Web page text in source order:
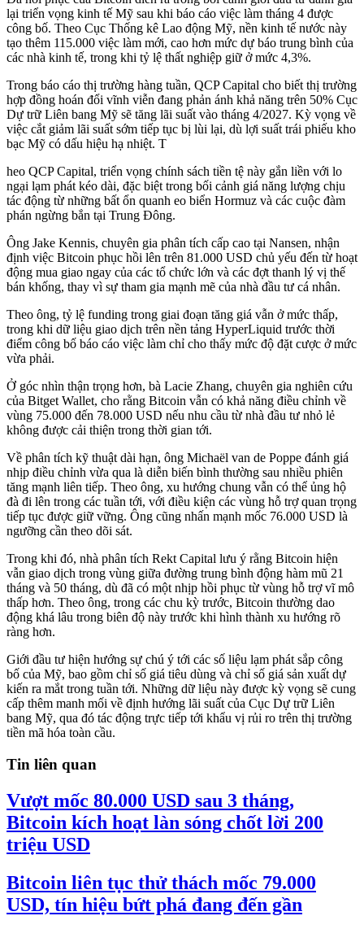
lại triển vọng kinh tế Mỹ sau khi báo cáo việc làm tháng 4 được
công bố. Theo Cục Thống kê Lao động Mỹ, nền kinh tế nước này
tạo thêm 115.000 việc làm mới, cao hơn mức dự báo trung bình của
các nhà kinh tế, trong khi tỷ lệ thất nghiệp giữ ở mức 4,3%.
Trong báo cáo thị trường hàng tuần, QCP Capital cho biết thị trường
hợp đồng hoán đổi vĩnh viễn đang phản ánh khả năng trên 50% Cục
Dự trữ Liên bang Mỹ sẽ tăng lãi suất vào tháng 4/2027. Kỳ vọng về
việc cắt giảm lãi suất sớm tiếp tục bị lùi lại, dù lợi suất trái phiếu kho
bạc Mỹ có dấu hiệu hạ nhiệt. T
heo QCP Capital, triển vọng chính sách tiền tệ này gắn liền với lo
ngại lạm phát kéo dài, đặc biệt trong bối cảnh giá năng lượng chịu
tác động từ những bất ổn quanh eo biển Hormuz và các cuộc đàm
phán ngừng bắn tại Trung Đông.
Ông Jake Kennis, chuyên gia phân tích cấp cao tại Nansen, nhận
định việc Bitcoin phục hồi lên trên 81.000 USD chủ yếu đến từ hoạt
động mua giao ngay của các tổ chức lớn và các đợt thanh lý vị thế
bán khống, thay vì sự tham gia mạnh mẽ của nhà đầu tư cá nhân.
Theo ông, tỷ lệ funding trong giai đoạn tăng giá vẫn ở mức thấp,
trong khi dữ liệu giao dịch trên nền tảng HyperLiquid trước thời
điểm công bố báo cáo việc làm chỉ cho thấy mức độ đặt cược ở mức
vừa phải.
Ở góc nhìn thận trọng hơn, bà Lacie Zhang, chuyên gia nghiên cứu
của Bitget Wallet, cho rằng Bitcoin vẫn có khả năng điều chỉnh về
vùng 75.000 đến 78.000 USD nếu nhu cầu từ nhà đầu tư nhỏ lẻ
không được cải thiện trong thời gian tới.
Về phân tích kỹ thuật dài hạn, ông Michaël van de Poppe đánh giá
nhịp điều chỉnh vừa qua là diễn biến bình thường sau nhiều phiên
tăng mạnh liên tiếp. Theo ông, xu hướng chung vẫn có thể ủng hộ
đà đi lên trong các tuần tới, với điều kiện các vùng hỗ trợ quan trọng
tiếp tục được giữ vững. Ông cũng nhấn mạnh mốc 76.000 USD là
ngưỡng cần theo dõi sát.
Trong khi đó, nhà phân tích Rekt Capital lưu ý rằng Bitcoin hiện
vẫn giao dịch trong vùng giữa đường trung bình động hàm mũ 21
tháng và 50 tháng, dù đã có một nhịp hồi phục từ vùng hỗ trợ vĩ mô
thấp hơn. Theo ông, trong các chu kỳ trước, Bitcoin thường dao
động khá lâu trong biên độ này trước khi hình thành xu hướng rõ
ràng hơn.
Giới đầu tư hiện hướng sự chú ý tới các số liệu lạm phát sắp công
bố của Mỹ, bao gồm chỉ số giá tiêu dùng và chỉ số giá sản xuất dự
kiến ra mắt trong tuần tới. Những dữ liệu này được kỳ vọng sẽ cung
cấp thêm manh mối về định hướng lãi suất của Cục Dự trữ Liên
bang Mỹ, qua đó tác động trực tiếp tới khẩu vị rủi ro trên thị trường
tiền mã hóa toàn cầu.
Tin liên quan
Vượt mốc 80.000 USD sau 3 tháng,
Bitcoin kích hoạt làn sóng chốt lời 200
triệu USD
Bitcoin liên tục thử thách mốc 79.000
USD, tín hiệu bứt phá đang đến gần